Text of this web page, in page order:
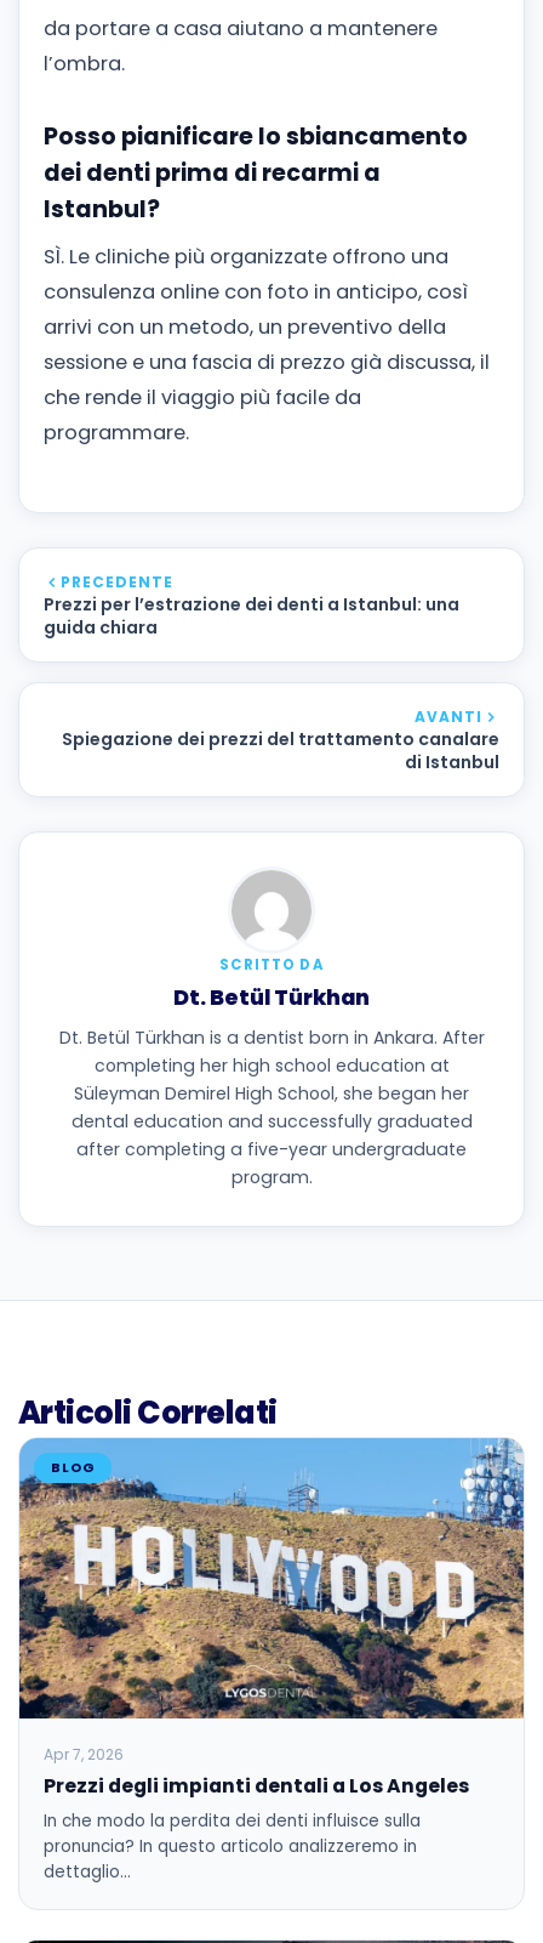
da portare a casa aiutano a mantenere
l’ombra.
Posso pianificare lo sbiancamento
dei denti prima di recarmi a
Istanbul?
SÌ. Le cliniche più organizzate offrono una
consulenza online con foto in anticipo, così
arrivi con un metodo, un preventivo della
sessione e una fascia di prezzo già discussa, il
che rende il viaggio più facile da
programmare.
PRECEDENTE
Prezzi per l’estrazione dei denti a Istanbul: una
guida chiara
AVANTI
Spiegazione dei prezzi del trattamento canalare
di Istanbul
SCRITTO DA
Dt. Betül Türkhan
Dt. Betül Türkhan is a dentist born in Ankara. After
completing her high school education at
Süleyman Demirel High School, she began her
dental education and successfully graduated
after completing a five-year undergraduate
program.
Articoli Correlati
BLOG
Apr 7, 2026
Prezzi degli impianti dentali a Los Angeles
In che modo la perdita dei denti influisce sulla
pronuncia? In questo articolo analizzeremo in
dettaglio…